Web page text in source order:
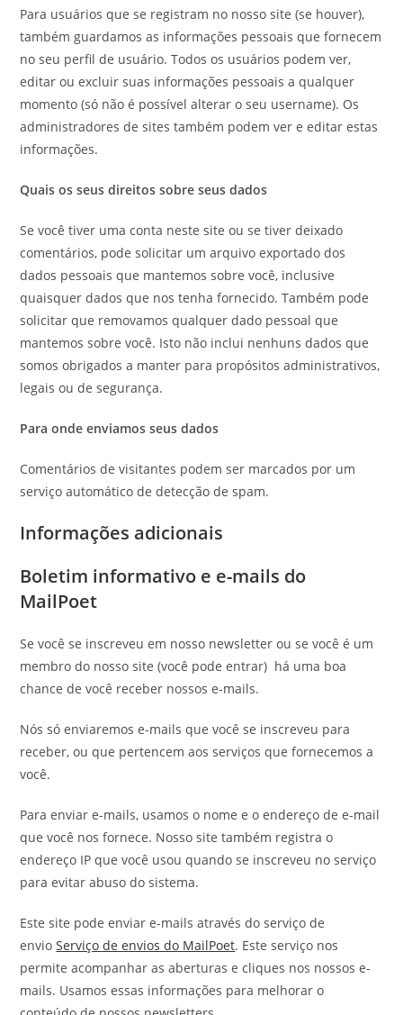
Para usuários que se registram no nosso site (se houver),
também guardamos as informações pessoais que fornecem
no seu perfil de usuário. Todos os usuários podem ver,
editar ou excluir suas informações pessoais a qualquer
momento (só não é possível alterar o seu username). Os
administradores de sites também podem ver e editar estas
informações.
Quais os seus direitos sobre seus dados
Se você tiver uma conta neste site ou se tiver deixado
comentários, pode solicitar um arquivo exportado dos
dados pessoais que mantemos sobre você, inclusive
quaisquer dados que nos tenha fornecido. Também pode
solicitar que removamos qualquer dado pessoal que
mantemos sobre você. Isto não inclui nenhuns dados que
somos obrigados a manter para propósitos administrativos,
legais ou de segurança.
Para onde enviamos seus dados
Comentários de visitantes podem ser marcados por um
serviço automático de detecção de spam.
Informações adicionais
Boletim informativo e e-mails do
MailPoet
Se você se inscreveu em nosso newsletter ou se você é um
membro do nosso site (você pode entrar) há uma boa
chance de você receber nossos e-mails.
Nós só enviaremos e-mails que você se inscreveu para
receber, ou que pertencem aos serviços que fornecemos a
você.
Para enviar e-mails, usamos o nome e o endereço de e-mail
que você nos fornece. Nosso site também registra o
endereço IP que você usou quando se inscreveu no serviço
para evitar abuso do sistema.
Este site pode enviar e-mails através do serviço de
envioServiço de envios do MailPoet. Este serviço nos
permite acompanhar as aberturas e cliques nos nossos e-
mails. Usamos essas informações para melhorar o